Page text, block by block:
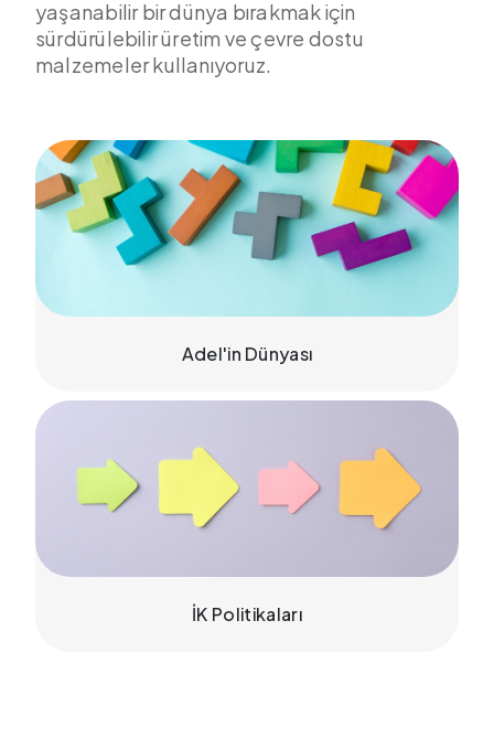
yaşanabilir bir dünya bırakmak için
sürdürülebilir üretim ve çevre dostu
malzemeler kullanıyoruz.
Adel'in Dünyası
İK Politikaları